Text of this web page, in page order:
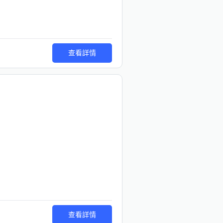
查看詳情
查看詳情